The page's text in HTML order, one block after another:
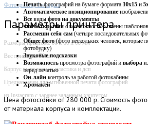
Фотопринтер Instargam
Параметры принтера
Размеры принтера: 60 х 60 х 60 мм
Вес принтера: 70 кг
Корпус выполнен из пластика и дсп
Предназначен для мгновенной печати фотографий
из Instagram с заранее заданным хэштегом
Печатьфотографий на бумаге формата 10х15 и
Автоматическое позиционирование
Все виды фото на документы
Фотооткрытки с возможностью смены шаблонов
Рассмеши себя сам (четыре последовательных
Общее фото(фото нескольких человек, которые
фотобудку)
Звуковыеподсказки
Возможность просмотра фотографий и выбора
перед печатью
Он-лайн контроль за работой фотокабины
Хромакей
Ценафотостойки от 280 000 р. Стоимость
от материала корпуса и комплектации.